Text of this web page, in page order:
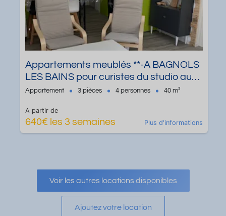
Appartements meublés **-A BAGNOLS
LES BAINS pour curistes du studio au
T3 PENSEZ A PREPARER 2026
Appartement 3 pièces 4 personnes 40 m²
A partir de
640€ les 3 semaines Plus d'informations
Voir les autres locations disponibles
Ajoutez votre location